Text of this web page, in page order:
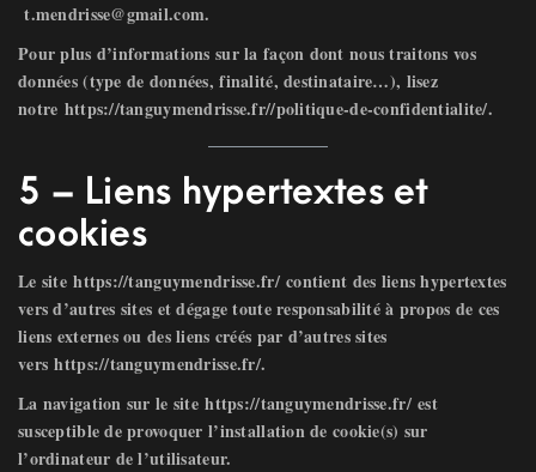
t.mendrisse@gmail.com.
Pour plus d’informations sur la façon dont nous traitons vos
données (type de données, finalité, destinataire…), lisez
notre https://tanguymendrisse.fr//politique-de-confidentialite/.
5 – Liens hypertextes et
cookies
Le sitehttps://tanguymendrisse.fr/contient des liens hypertextes
vers d’autres sites et dégage toute responsabilité à propos de ces
liens externes ou des liens créés par d’autres sites
vershttps://tanguymendrisse.fr/.
La navigation sur le sitehttps://tanguymendrisse.fr/est
susceptible de provoquer l’installation de cookie(s) sur
l’ordinateur de l’utilisateur.